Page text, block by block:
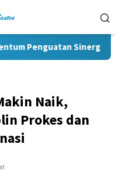
Penguatan Sinergi
Naik,
Prokes dan